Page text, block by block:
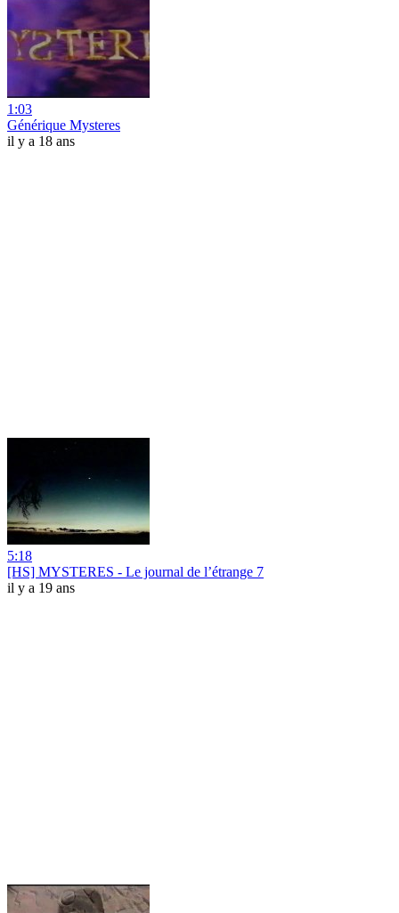
1:03
Générique Mysteres
il y a 18 ans
5:18
[HS] MYSTERES - Le journal de l’étrange 7
il y a 19 ans